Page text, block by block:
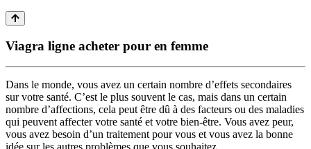
Viagra ligne acheter pour en femme
Dans le monde, vous avez un certain nombre d’effets secondaires
sur votre santé. C’est le plus souvent le cas, mais dans un certain
nombre d’affections, cela peut être dû à des facteurs ou des maladies
qui peuvent affecter votre santé et votre bien-être. Vous avez peur,
vous avez besoin d’un traitement pour vous et vous avez la bonne